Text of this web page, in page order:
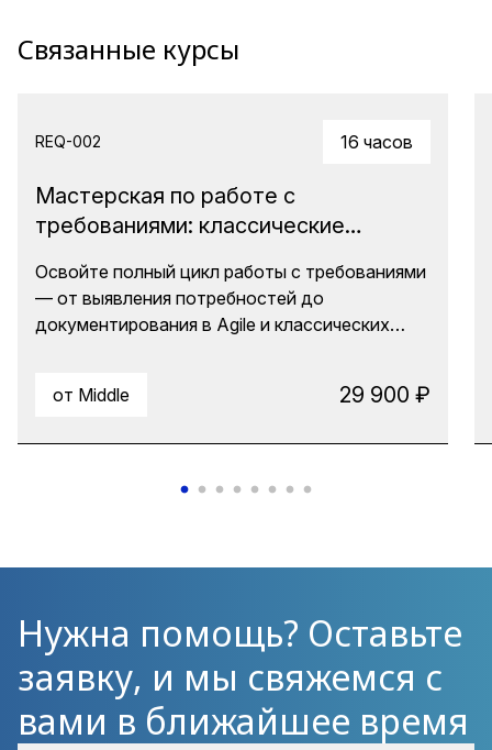
Связанные курсы
REQ-002 16 часов
Мастерская по работе с
требованиями: классические
(user stories) и ИИ
Освойте полный цикл работы с требованиями
— от выявления потребностей до
документирования в Agile и классических
требования с помощью FURPS+, user stories и
от Middle 29 900 ₽
Нужна помощь? Оставьте
заявку, и мы свяжемся с
вами в ближайшее время